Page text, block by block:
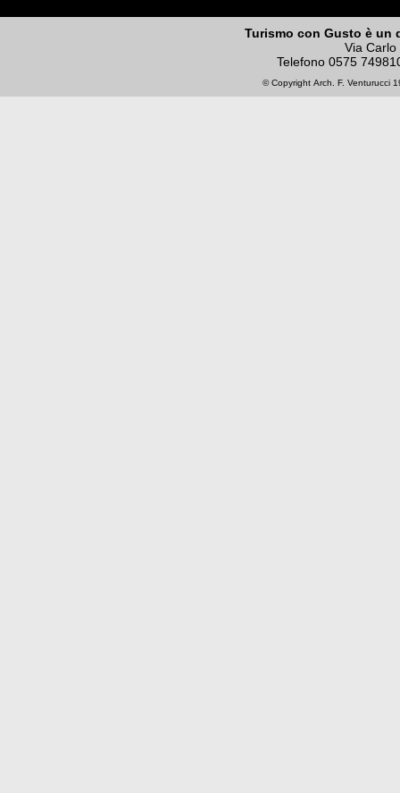
Turismo con Gusto è un
Via
Telefono 0575
© Copyright Arch. F. Venturucci